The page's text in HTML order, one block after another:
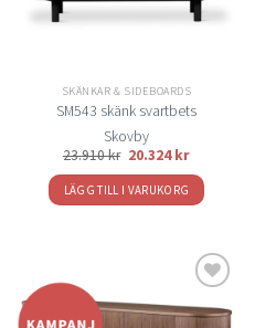
SKÄNKAR & SIDEBOARDS
SM543 skänk svartbets
Skovby
23.910kr 20.324kr
LÄGG TILL I VARUKORG